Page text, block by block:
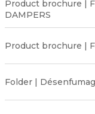
Product brochure |
DAMPERS
Product brochure |
Folder |